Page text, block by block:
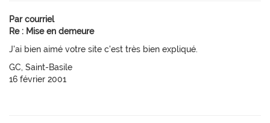
Par courriel
Re : Mise en demeure
J'ai bien aimé votre site c'est très bien expliqué.
GC, Saint-Basile
16 février 2001